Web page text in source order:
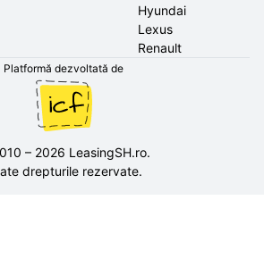
Hyundai
Lexus
Renault
Platformă dezvoltată de
– 2026 LeasingSH.ro.
drepturile rezervate.